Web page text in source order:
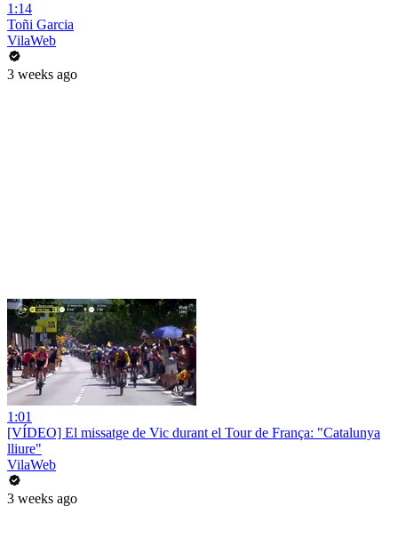
1:14
Toñi Garcia
VilaWeb
3 weeks ago
1:01
[VÍDEO] El missatge de Vic durant el Tour de França: "Catalunya
lliure"
VilaWeb
3 weeks ago